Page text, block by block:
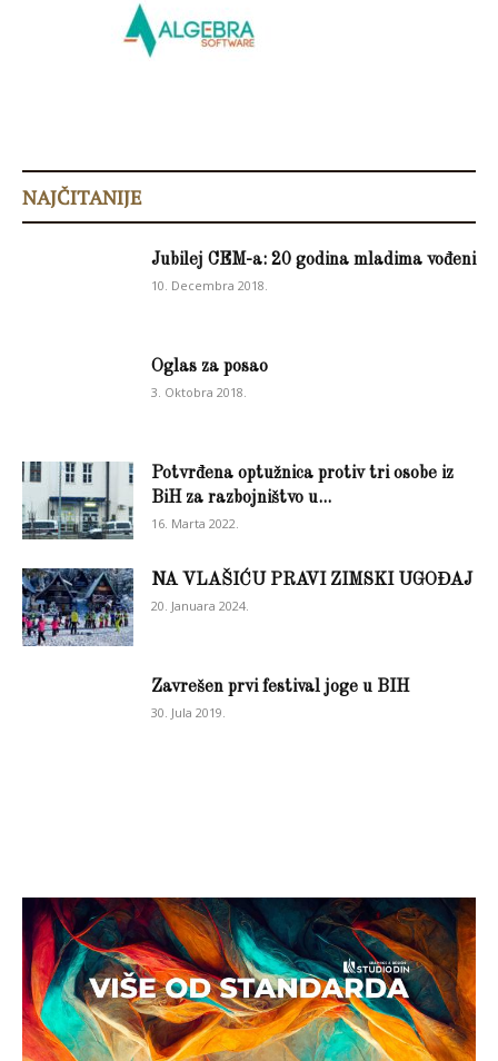
NAJČITANIJE
Jubilej CEM-a: 20 godina mladima vođeni
10. Decembra 2018.
Oglas za posao
3. Oktobra 2018.
Potvrđena optužnica protiv tri osobe iz
BiH za razbojništvo u...
16. Marta 2022.
NA VLAŠIĆU PRAVI ZIMSKI UGOĐAJ
20. Januara 2024.
Zavrešen prvi festival joge u BIH
30. Jula 2019.